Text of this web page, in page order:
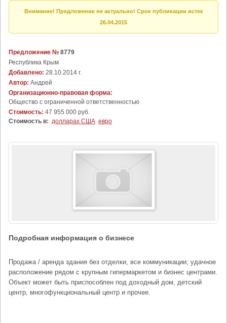
Внимание! Предложение не актуально! Срок публикации истек
26.04.2015
Предложение № 8779
Республика Крым
Добавлено: 28.10.2014 г.
Автор: Андрей
Организационно-правовая форма:
Общество с ограниченной ответственностью
Стоимость: 47 955 000 руб.
Стоимость в: долларах США евро
Подробная информация о бизнесе
Продажа / аренда здания без отделки, все коммуникации; удачное
расположение рядом с крупным гипермаркетом и бизнес центрами.
Объект может быть приспособлен под доходный дом, детский
центр, многофункциональный центр и прочее.